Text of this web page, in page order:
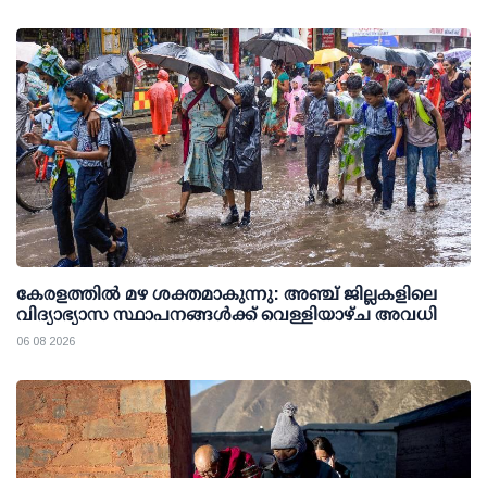
കേരളത്തില്‍ മഴ ശക്തമാകുന്നു: അഞ്ച് ജില്ലകളിലെ
വിദ്യാഭ്യാസ സ്ഥാപനങ്ങള്‍ക്ക് വെള്ളിയാഴ്ച അവധി
06 08 2026